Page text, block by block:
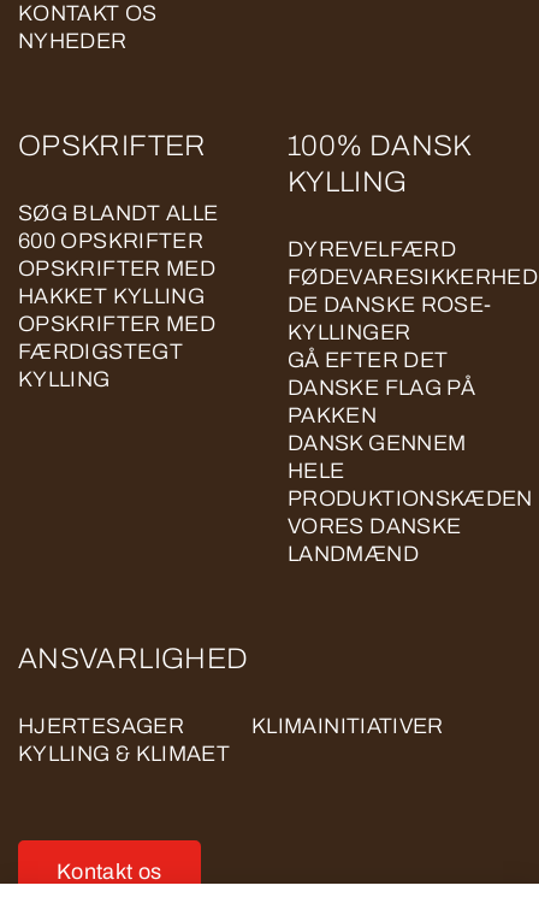
KONTAKT OS
NYHEDER
OPSKRIFTER
SØG BLANDT ALLE
600 OPSKRIFTER
OPSKRIFTER MED
HAKKET KYLLING
OPSKRIFTER MED
FÆRDIGSTEGT
KYLLING
100% DANSK
KYLLING
DYREVELFÆRD
FØDEVARESIKKERHED
DE DANSKE ROSE-
KYLLINGER
GÅ EFTER DET
DANSKE FLAG PÅ
PAKKEN
DANSK GENNEM
HELE
PRODUKTIONSKÆDEN
VORES DANSKE
LANDMÆND
ANSVARLIGHED
HJERTESAGER
KLIMAINITIATIVER
KYLLING & KLIMAET
Kontakt os